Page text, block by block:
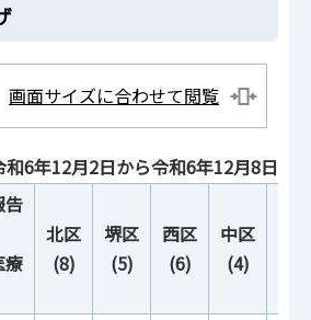
画面サイズに合わせて閲覧
6年12月2日から令和6年12月8日)：
告
療
北区
(8)
堺区
(5)
西区
(6)
中区
(4)